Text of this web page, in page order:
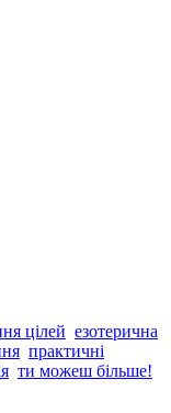
цілей езотерична
практичні
ти можеш більше!